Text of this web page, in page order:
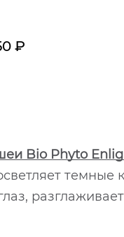
₽
Bio Phyto
темные